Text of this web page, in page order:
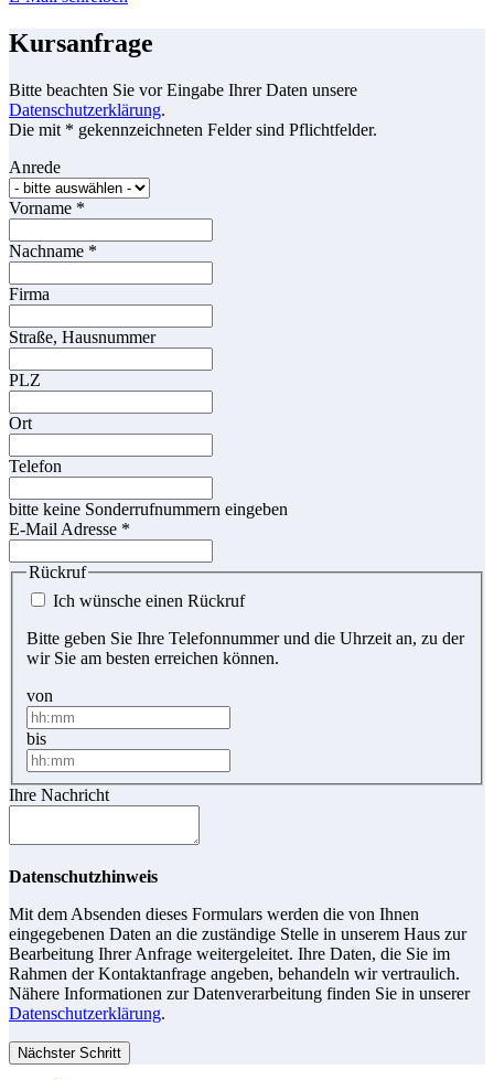
Kursanfrage
Bitte beachten Sie vor Eingabe Ihrer Daten unsere
Datenschutzerklärung.
Die mit * gekennzeichneten Felder sind Pflichtfelder.
Anrede
Vorname *
Nachname *
Firma
Straße, Hausnummer
PLZ
Ort
Telefon
bitte keine Sonderrufnummern eingeben
E-Mail Adresse *
Rückruf
Ich wünsche einen Rückruf
Bitte geben Sie Ihre Telefonnummer und die Uhrzeit an, zu der
wir Sie am besten erreichen können.
von
bis
Ihre Nachricht
Datenschutzhinweis
Mit dem Absenden dieses Formulars werden die von Ihnen
eingegebenen Daten an die zuständige Stelle in unserem Haus zur
Bearbeitung Ihrer Anfrage weitergeleitet. Ihre Daten, die Sie im
Rahmen der Kontaktanfrage angeben, behandeln wir vertraulich.
Nähere Informationen zur Datenverarbeitung finden Sie in unserer
Datenschutzerklärung.
Nächster Schritt